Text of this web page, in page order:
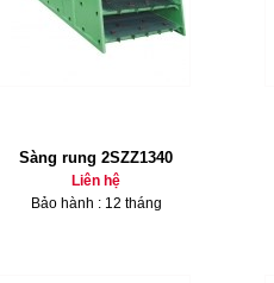
Sàng rung 2SZZ1340
Liên hệ
Bảo hành : 12 tháng